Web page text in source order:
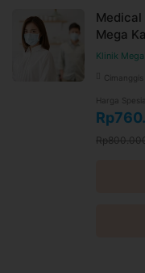
Medical
Mega
Klinik
Cimanggis
Harga Spesial